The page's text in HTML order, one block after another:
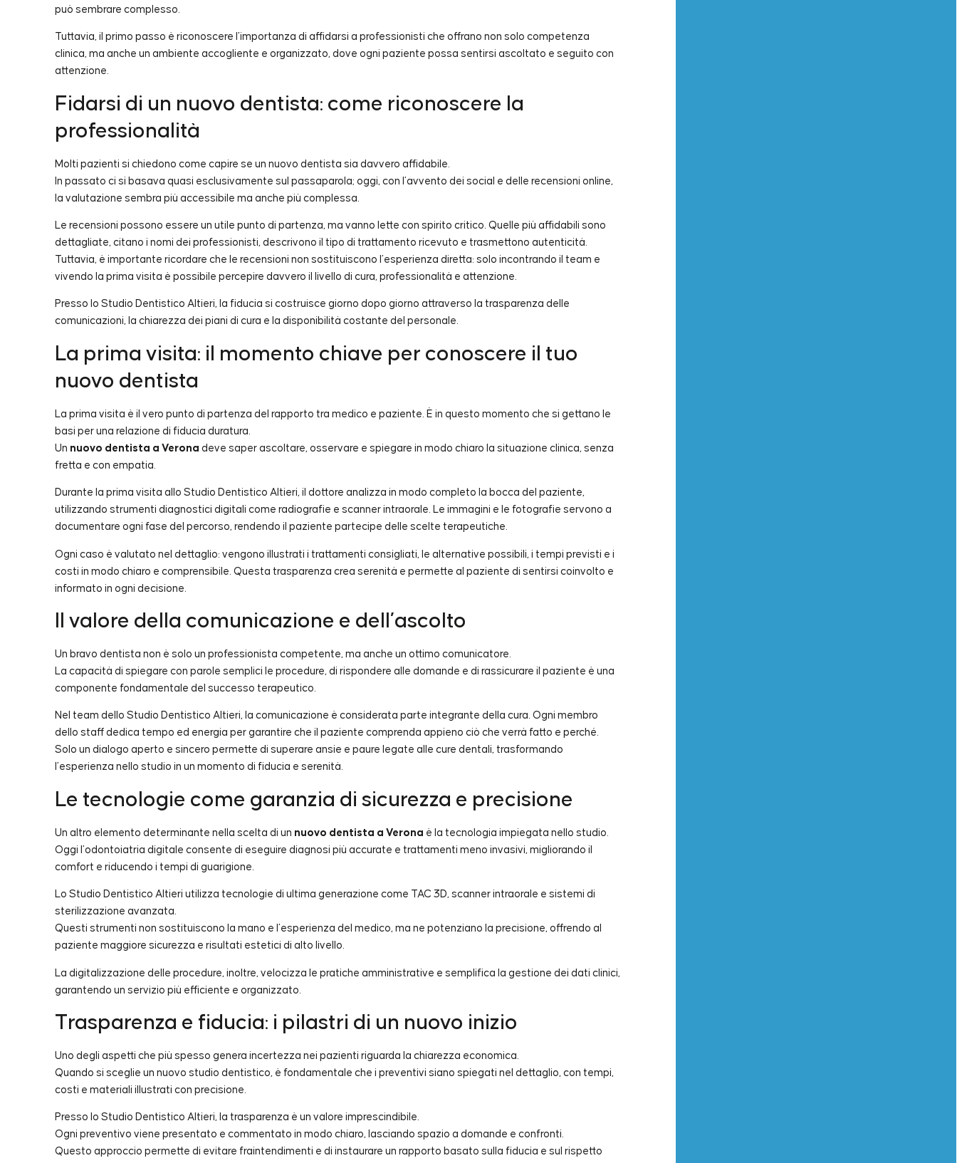
può sembrare complesso.
Tuttavia, il primo passo è riconoscere l’importanza di affidarsi a professionisti che offrano non solo competenza
clinica, ma anche un ambiente accogliente e organizzato, dove ogni paziente possa sentirsi ascoltato e seguito con
attenzione.
Fidarsi di un nuovo dentista: come riconoscere la
professionalità
Molti pazienti si chiedono come capire se un nuovo dentista sia davvero affidabile.
In passato ci si basava quasi esclusivamente sul passaparola; oggi, con l’avvento dei social e delle recensioni online,
la valutazione sembra più accessibile ma anche più complessa.
Le recensioni possono essere un utile punto di partenza, ma vanno lette con spirito critico. Quelle più affidabili sono
dettagliate, citano i nomi dei professionisti, descrivono il tipo di trattamento ricevuto e trasmettono autenticità.
Tuttavia, è importante ricordare che le recensioni non sostituiscono l’esperienza diretta: solo incontrando il team e
vivendo la prima visita è possibile percepire davvero il livello di cura, professionalità e attenzione.
Presso lo Studio Dentistico Altieri, la fiducia si costruisce giorno dopo giorno attraverso la trasparenza delle
comunicazioni, la chiarezza dei piani di cura e la disponibilità costante del personale.
La prima visita: il momento chiave per conoscere il tuo
nuovo dentista
La prima visita è il vero punto di partenza del rapporto tra medico e paziente. È in questo momento che si gettano le
basi per una relazione di fiducia duratura.
Un nuovo dentista a Verona deve saper ascoltare, osservare e spiegare in modo chiaro la situazione clinica, senza
fretta e con empatia.
Durante la prima visita allo Studio Dentistico Altieri, il dottore analizza in modo completo la bocca del paziente,
utilizzando strumenti diagnostici digitali come radiografie e scanner intraorale. Le immagini e le fotografie servono a
documentare ogni fase del percorso, rendendo il paziente partecipe delle scelte terapeutiche.
Ogni caso è valutato nel dettaglio: vengono illustrati i trattamenti consigliati, le alternative possibili, i tempi previsti e i
costi in modo chiaro e comprensibile. Questa trasparenza crea serenità e permette al paziente di sentirsi coinvolto e
informato in ogni decisione.
Il valore della comunicazione e dell’ascolto
Un bravo dentista non è solo un professionista competente, ma anche un ottimo comunicatore.
La capacità di spiegare con parole semplici le procedure, di rispondere alle domande e di rassicurare il paziente è una
componente fondamentale del successo terapeutico.
Nel team dello Studio Dentistico Altieri, la comunicazione è considerata parte integrante della cura. Ogni membro
dello staff dedica tempo ed energia per garantire che il paziente comprenda appieno ciò che verrà fatto e perché.
Solo un dialogo aperto e sincero permette di superare ansie e paure legate alle cure dentali, trasformando
l’esperienza nello studio in un momento di fiducia e serenità.
Le tecnologie come garanzia di sicurezza e precisione
Un altro elemento determinante nella scelta di un nuovo dentista a Verona è la tecnologia impiegata nello studio.
Oggi l’odontoiatria digitale consente di eseguire diagnosi più accurate e trattamenti meno invasivi, migliorando il
comfort e riducendo i tempi di guarigione.
Lo Studio Dentistico Altieri utilizza tecnologie di ultima generazione come TAC 3D, scanner intraorale e sistemi di
sterilizzazione avanzata.
Questi strumenti non sostituiscono la mano e l’esperienza del medico, ma ne potenziano la precisione, offrendo al
paziente maggiore sicurezza e risultati estetici di alto livello.
La digitalizzazione delle procedure, inoltre, velocizza le pratiche amministrative e semplifica la gestione dei dati clinici,
garantendo un servizio più efficiente e organizzato.
Trasparenza e fiducia: i pilastri di un nuovo inizio
Uno degli aspetti che più spesso genera incertezza nei pazienti riguarda la chiarezza economica.
Quando si sceglie un nuovo studio dentistico, è fondamentale che i preventivi siano spiegati nel dettaglio, con tempi,
costi e materiali illustrati con precisione.
Presso lo Studio Dentistico Altieri, la trasparenza è un valore imprescindibile.
Ogni preventivo viene presentato e commentato in modo chiaro, lasciando spazio a domande e confronti.
Questo approccio permette di evitare fraintendimenti e di instaurare un rapporto basato sulla fiducia e sul rispetto